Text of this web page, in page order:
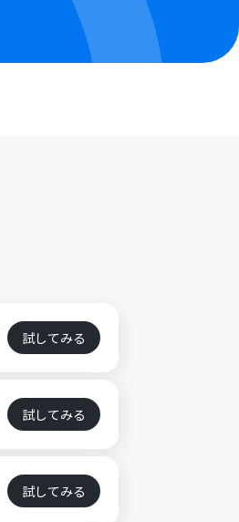
試してみる
試してみる
試してみる